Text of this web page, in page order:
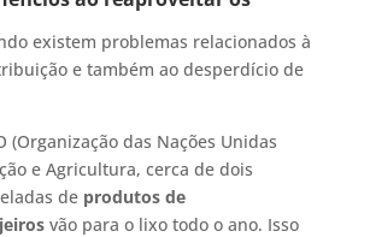
existem problemas relacionados à
e também ao desperdício de
(Organização das Nações Unidas
e Agricultura, cerca de dois
de produtos de
vão para o lixo todo o ano. Isso